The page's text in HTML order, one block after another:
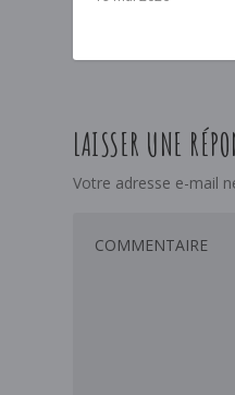
LAISSER UNE
Votre adresse e-mail